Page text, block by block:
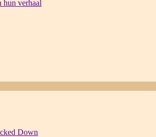
hun verhaal
Down